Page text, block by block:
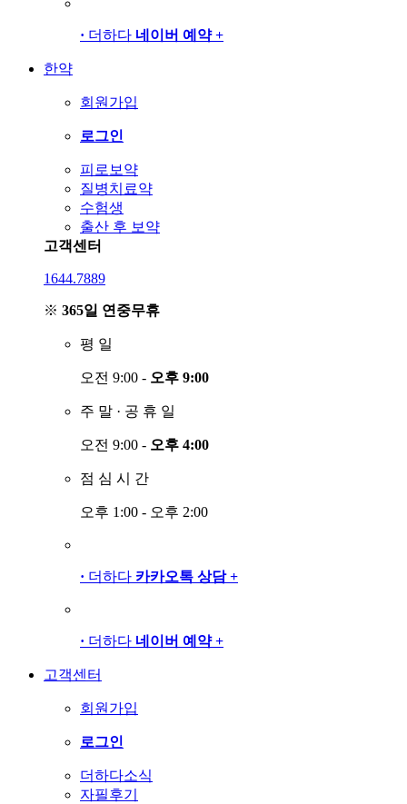
· 더하다 네이버 예약 +
한약
회원가입
로그인
피로보약
질병치료약
수험생
출산 후 보약
고객센터
1644.7889
※ 365일 연중무휴
평 일
오전 9:00 - 오후 9:00
주 말 · 공 휴 일
오전 9:00 - 오후 4:00
점 심 시 간
오후 1:00 - 오후 2:00
· 더하다 카카오톡 상담 +
· 더하다 네이버 예약 +
고객센터
회원가입
로그인
더하다소식
자필후기